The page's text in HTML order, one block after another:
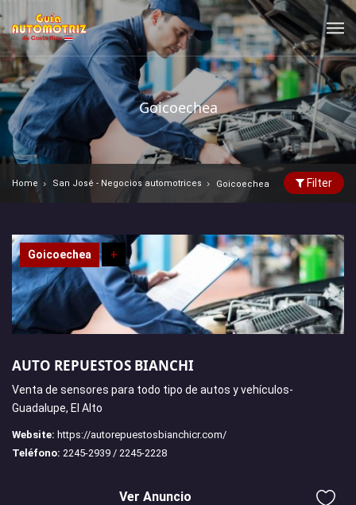
Goicoechea
Home San José - Negocios automotrices Goicoechea Filter
Goicoechea +
AUTO REPUESTOS BIANCHI
Venta de sensores para todo tipo de autos y vehículos-
Guadalupe, El Alto
Website: https://autorepuestosbianchicr.com/
Teléfono: 2245-2939 / 2245-2228
Ver Anuncio